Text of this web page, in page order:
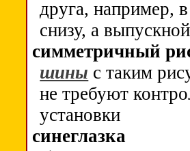
друга, например,
снизу, а
симметричный
шины с таким
не требуют
установки
синеглазка